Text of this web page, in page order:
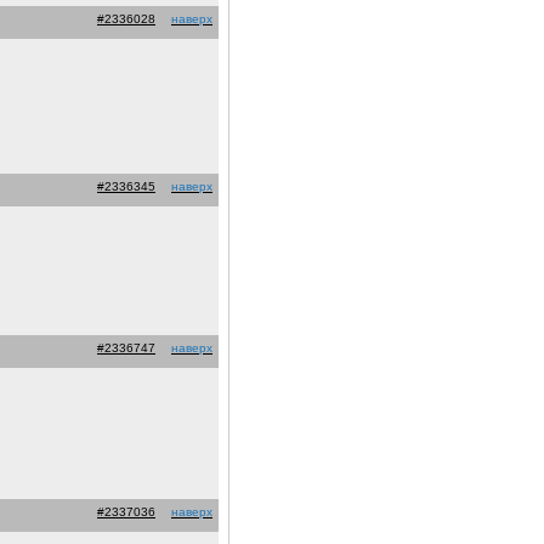
#2336028 наверх
#2336345 наверх
#2336747 наверх
#2337036 наверх